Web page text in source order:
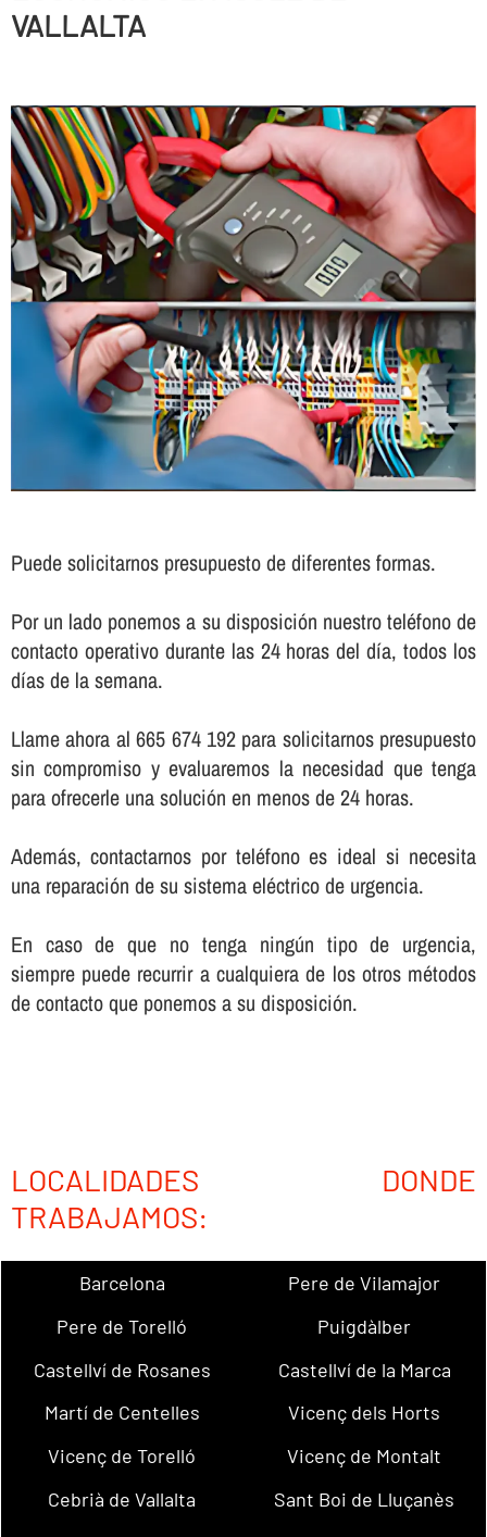
VALLALTA
Puede solicitarnos presupuesto de diferentes formas.
Por un lado ponemos a su disposición nuestro teléfono de
contacto operativo durante las 24 horas del dí­a, todos los
dí­as de la semana.
Llame ahora al 665 674 192 para solicitarnos presupuesto
sin compromiso y evaluaremos la necesidad que tenga
para ofrecerle una solución en menos de 24 horas.
Además, contactarnos por teléfono es ideal si necesita
una reparación de su sistema eléctrico de urgencia.
En caso de que no tenga ningún tipo de urgencia,
siempre puede recurrir a cualquiera de los otros métodos
de contacto que ponemos a su disposición.
LOCALIDADES DONDE
TRABAJAMOS:
Barcelona
Pere de Vilamajor
Pere de Torelló
Puigdàlber
Castellví de Rosanes
Castellví de la Marca
Martí de Centelles
Vicenç dels Horts
Vicenç de Torelló
Vicenç de Montalt
Cebrià de Vallalta
Sant Boi de Lluçanès